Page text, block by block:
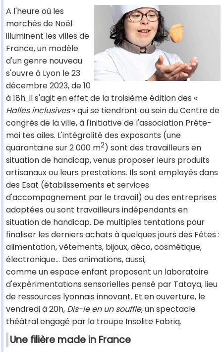
A l'heure où les
marchés de Noël
illuminent les villes de
France, un modèle
d'un genre nouveau
s'ouvre à Lyon le 23
décembre 2023, de 10
à 18h. Il s'agit en effet de la troisième édition des «
Halles inclusives» qui se tiendront au sein du Centre de
congrès de la ville, à l'initiative de l'association Prête-
moi tes ailes. L'intégralité des exposants (une
quarantaine sur 2 000 m2) sont des travailleurs en
situation de handicap, venus proposer leurs produits
artisanaux ou leurs prestations. Ils sont employés dans
des Esat (établissements et services
d'accompagnement par le travail) ou des entreprises
adaptées ou sont travailleurs indépendants en
situation de handicap. De multiples tentations pour
finaliser les derniers achats à quelques jours des Fêtes :
alimentation, vêtements, bijoux, déco, cosmétique,
électronique… Des animations, aussi,
comme un espace enfant proposant un laboratoire
d'expérimentations sensorielles pensé par Tataya, lieu
de ressources lyonnais innovant. Et en ouverture, le
vendredi à 20h, Dis-le en un souffle, un spectacle
théâtral engagé par la troupe Insolite Fabriq.
Une filière made in France